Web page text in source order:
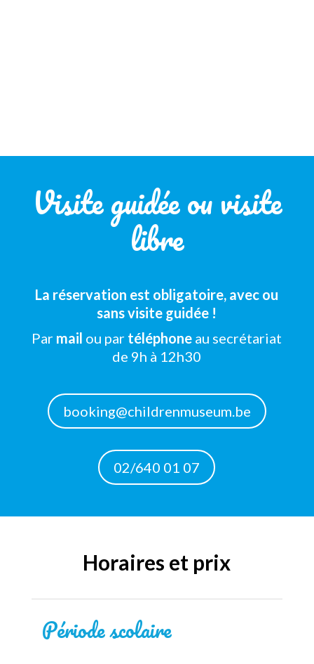
Visite guidée ou visite
libre
La réservation est obligatoire, avec ou
sans visite guidée !
Par mail ou par téléphone au secrétariat
de 9h à 12h30
booking@childrenmuseum.be
02/640 01 07
Horaires et prix
Période scolaire